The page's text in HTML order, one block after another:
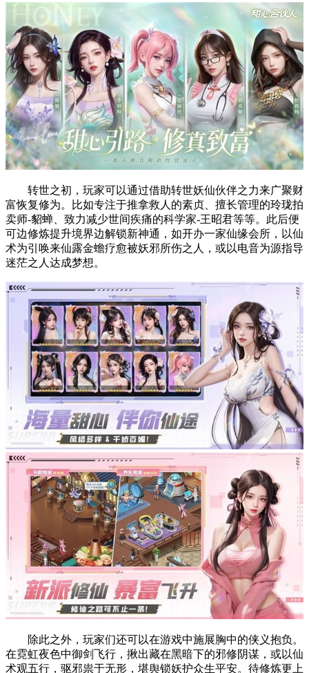
转世之初，玩家可以通过借助转世妖仙伙伴之力来广聚财
富恢复修为。比如专注于推拿救人的素贞、擅长管理的玲珑拍
卖师-貂蝉、致力减少世间疾痛的科学家-王昭君等等。此后便
可边修炼提升境界边解锁新神通，如开办一家仙缘会所，以仙
术为引唤来仙露金蟾疗愈被妖邪所伤之人，或以电音为源指导
迷茫之人达成梦想。
除此之外，玩家们还可以在游戏中施展胸中的侠义抱负。
在霓虹夜色中御剑飞行，揪出藏在黑暗下的邪修阴谋，或以仙
术观五行，驱邪祟于无形，堪舆锁妖护众生平安。待修炼更上